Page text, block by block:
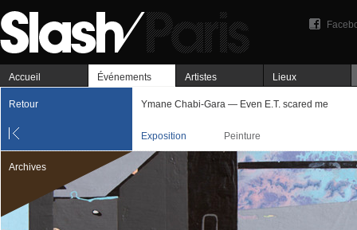
Accueil Événements Artistes Lieux
Retour Ymane Chabi-Gara — Even E.T. scared me
Exposition Peinture
Archives